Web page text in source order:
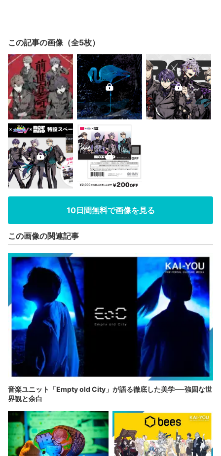
この記事の画像（全5枚）
10日間無料で画像を見る
この画像の関連記事
音楽ユニット「Empty old City」が語る徹底した美学──強固な世
界観と余白